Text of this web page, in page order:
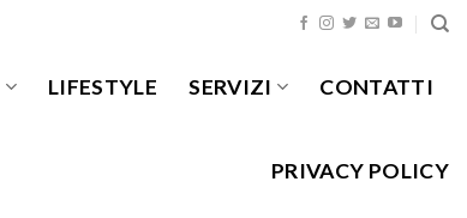
LIFESTYLE SERVIZI CONTATTI
PRIVACY POLICY